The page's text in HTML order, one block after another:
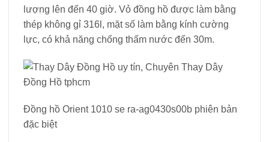
lượng lên đến 40 giờ. Vỏ đồng hồ được làm bằng
thép không gỉ 316l, mặt số làm bằng kính cường
lực, có khả năng chống thấm nước đến 30m.
Đồng hồ Orient 1010 se ra-ag0430s00b phiên bản
đặc biệt